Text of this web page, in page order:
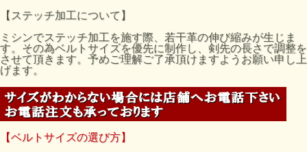
【ステッチ加工について】
ミシンでステッチ加工を施す際、若干革の伸び縮みが生じま
す。その為ベルトサイズを優先に制作し、剣先の長さで調整を
させて頂きます。予めご理解ご了承頂けますようお願い申し上
げます。
【ベルトサイズの選び方】